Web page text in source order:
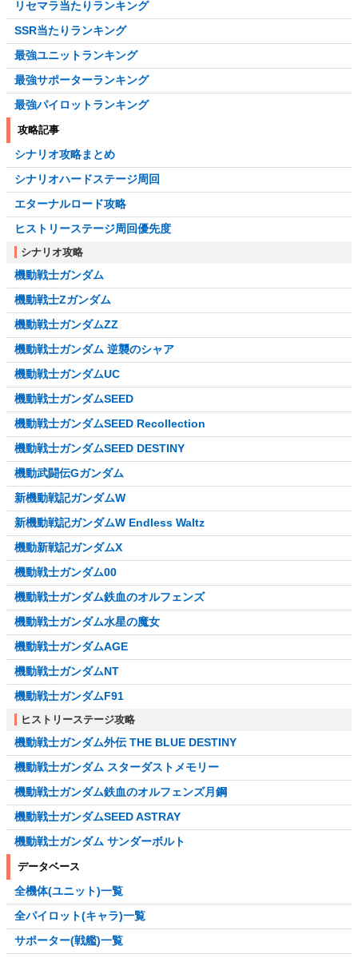
リセマラ当たりランキング
SSR当たりランキング
最強ユニットランキング
最強サポーターランキング
最強パイロットランキング
攻略記事
シナリオ攻略まとめ
シナリオハードステージ周回
エターナルロード攻略
ヒストリーステージ周回優先度
シナリオ攻略
機動戦士ガンダム
機動戦士Zガンダム
機動戦士ガンダムZZ
機動戦士ガンダム 逆襲のシャア
機動戦士ガンダムUC
機動戦士ガンダムSEED
機動戦士ガンダムSEED Recollection
機動戦士ガンダムSEED DESTINY
機動武闘伝Gガンダム
新機動戦記ガンダムW
新機動戦記ガンダムW Endless Waltz
機動新戦記ガンダムX
機動戦士ガンダム00
機動戦士ガンダム鉄血のオルフェンズ
機動戦士ガンダム水星の魔女
機動戦士ガンダムAGE
機動戦士ガンダムNT
機動戦士ガンダムF91
ヒストリーステージ攻略
機動戦士ガンダム外伝 THE BLUE DESTINY
機動戦士ガンダム スターダストメモリー
機動戦士ガンダム鉄血のオルフェンズ月鋼
機動戦士ガンダムSEED ASTRAY
機動戦士ガンダム サンダーボルト
データベース
全機体(ユニット)一覧
全パイロット(キャラ)一覧
サポーター(戦艦)一覧